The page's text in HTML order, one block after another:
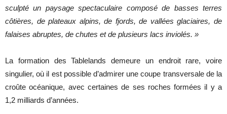
sculpté un paysage spectaculaire composé de basses terres
côtières, de plateaux alpins, de fjords, de vallées glaciaires, de
falaises abruptes, de chutes et de plusieurs lacs inviolés. »
La formation des Tablelands demeure un endroit rare, voire
singulier, où il est possible d’admirer une coupe transversale de la
croûte océanique, avec certaines de ses roches formées il y a
1,2 milliards d’années.